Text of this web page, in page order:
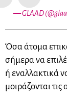
— GLAAD
Όσα άτομα
σήμερα να
ή εναλλακτικά
μοιράζονται